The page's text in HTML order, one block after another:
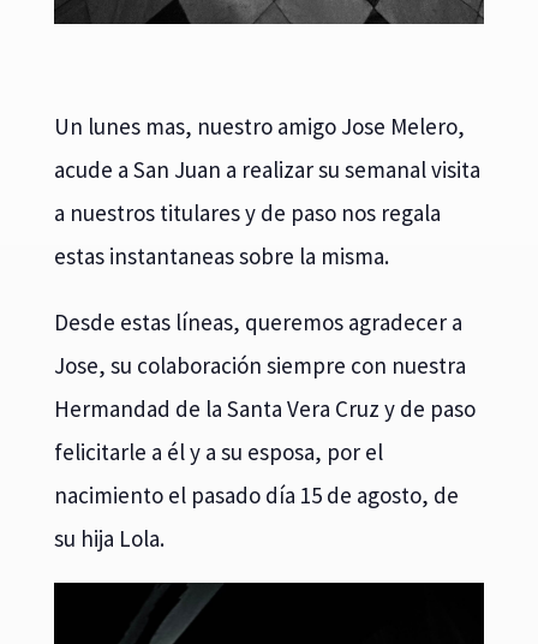
Un lunes mas, nuestro amigo Jose Melero,
acude a San Juan a realizar su semanal visita
a nuestros titulares y de paso nos regala
estas instantaneas sobre la misma.
Desde estas líneas, queremos agradecer a
Jose, su colaboración siempre con nuestra
Hermandad de la Santa Vera Cruz y de paso
felicitarle a él y a su esposa, por el
nacimiento el pasado día 15 de agosto, de
su hija Lola.